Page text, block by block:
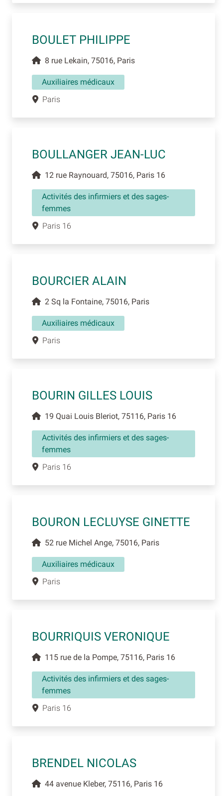
BOULET PHILIPPE
8 rue Lekain, 75016, Paris
Auxiliaires médicaux
Paris
BOULLANGER JEAN-LUC
12 rue Raynouard, 75016, Paris 16
Activités des infirmiers et des sages-
femmes
Paris 16
BOURCIER ALAIN
2 Sq la Fontaine, 75016, Paris
Auxiliaires médicaux
Paris
BOURIN GILLES LOUIS
19 Quai Louis Bleriot, 75116, Paris 16
Activités des infirmiers et des sages-
femmes
Paris 16
BOURON LECLUYSE GINETTE
52 rue Michel Ange, 75016, Paris
Auxiliaires médicaux
Paris
BOURRIQUIS VERONIQUE
115 rue de la Pompe, 75116, Paris 16
Activités des infirmiers et des sages-
femmes
Paris 16
BRENDEL NICOLAS
44 avenue Kleber, 75116, Paris 16